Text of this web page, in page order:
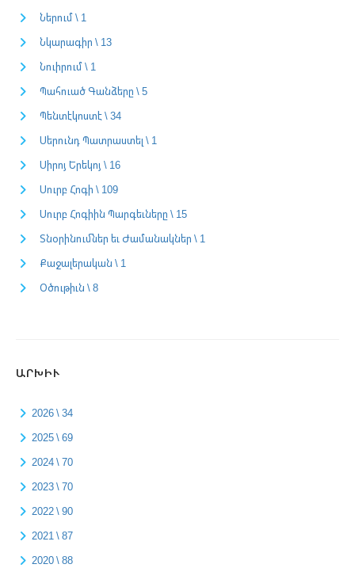
Ներում \ 1
Նկարագիր \ 13
Նուիրում \ 1
Պահուած Գանձերը \ 5
Պենտէկոստէ \ 34
Սերունդ Պատրաստել \ 1
Սիրոյ Երեկոյ \ 16
Սուրբ Հոգի \ 109
Սուրբ Հոգիին Պարգեւները \ 15
Տնօրինումներ եւ Ժամանակներ \ 1
Քաջալերական \ 1
Օծութիւն \ 8
ԱՐԽԻՒ
2026 \ 34
2025 \ 69
2024 \ 70
2023 \ 70
2022 \ 90
2021 \ 87
2020 \ 88